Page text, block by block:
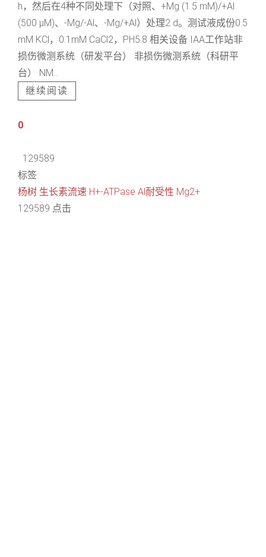
h，然后在4种不同处理下（对照、+Mg (1.5 mM)/+Al
(500 μM)、-Mg/-Al、-Mg/+Al）处理2 d。测试液成份0.5
mM KCl，0.1mM CaCl2，PH5.8 相关设备 IAA工作站非
损伤微测系统（研发平台） 非损伤微测系统（科研平
台） NM...
继续阅读
0
129589
标签:
杨树 生长素流速 H+-ATPase Al耐受性 Mg2+
129589 点击